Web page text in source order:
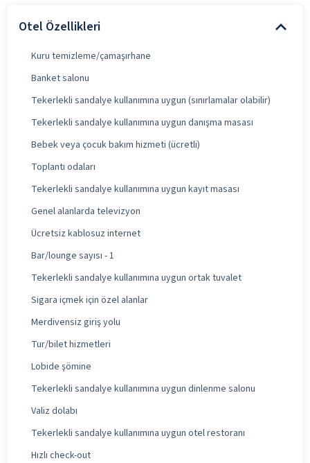
Otel Özellikleri
Kuru temizleme/çamaşırhane
Banket salonu
Tekerlekli sandalye kullanımına uygun (sınırlamalar olabilir)
Tekerlekli sandalye kullanımına uygun danışma masası
Bebek veya çocuk bakım hizmeti (ücretli)
Toplantı odaları
Tekerlekli sandalye kullanımına uygun kayıt masası
Genel alanlarda televizyon
Ücretsiz kablosuz internet
Bar/lounge sayısı - 1
Tekerlekli sandalye kullanımına uygun ortak tuvalet
Sigara içmek için özel alanlar
Merdivensiz giriş yolu
Tur/bilet hizmetleri
Lobide şömine
Tekerlekli sandalye kullanımına uygun dinlenme salonu
Valiz dolabı
Tekerlekli sandalye kullanımına uygun otel restoranı
Hızlı check-out